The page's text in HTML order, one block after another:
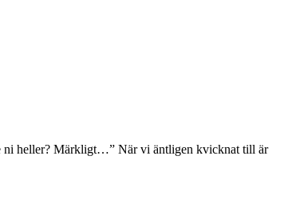
ni heller? Märkligt…” När vi äntligen kvicknat till är